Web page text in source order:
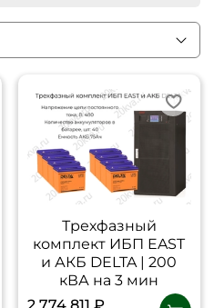
Трехфазный
комплект ИБП EAST
и АКБ DELTA | 200
кВА на 3 мин